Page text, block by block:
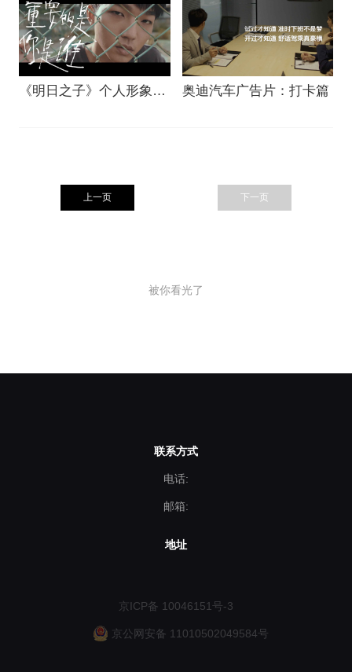
《明日之子》个人形象片
奥迪汽车广告片：打卡篇
上一页 下一页
被你看光了
联系方式
电话:
邮箱:
地址
京ICP备 10046151号-3
京公网安备 11010502049584号